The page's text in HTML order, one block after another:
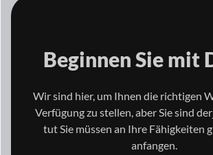
Beginnen Sie mit
Wir sind hier, um Ihnen die richtigen
Verfügung zu stellen, aber Sie sind
tutSie müssen an Ihre Fähigkeiten
anfangen.